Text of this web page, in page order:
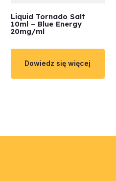
Liquid Tornado Salt
10ml – Blue Energy
20mg/ml
Dowiedz się więcej